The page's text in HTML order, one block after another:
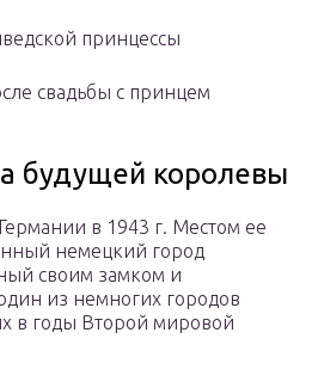
принцессы
свадьбы с принцем
будущей королевы
в 1943 г. Местом ее
немецкий город
своим замком и
из немногих городов
в годы Второй мировой